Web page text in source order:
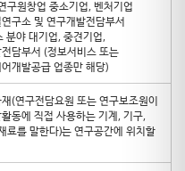
구원창업 중소기업, 벤처기업
구소 및 연구개발전담부서
분야 대기업, 중견기업,
담부서 (정보서비스 또는
개발공급 업종만 해당)
(연구전담요원 또는 연구보조원이
동에 직접 사용하는 기계, 기구,
료를 말한다)는 연구공간에 위치할